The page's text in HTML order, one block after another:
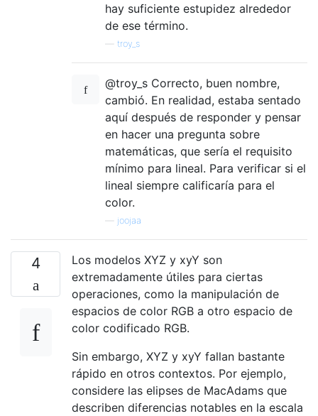
hay suficiente estupidez alrededor
de ese término.
troy_s
@troy_s Correcto, buen nombre,
cambió. En realidad, estaba sentado
aquí después de responder y pensar
en hacer una pregunta sobre
matemáticas, que sería el requisito
mínimo para lineal. Para verificar si el
lineal siempre calificaría para el
color.
joojaa
4
Los modelos XYZ y xyY son
extremadamente útiles para ciertas
operaciones, como la manipulación de
espacios de color RGB a otro espacio de
color codificado RGB.
Sin embargo, XYZ y xyY fallan bastante
rápido en otros contextos. Por ejemplo,
considere las elipses de MacAdams que
describen diferencias notables en la escala